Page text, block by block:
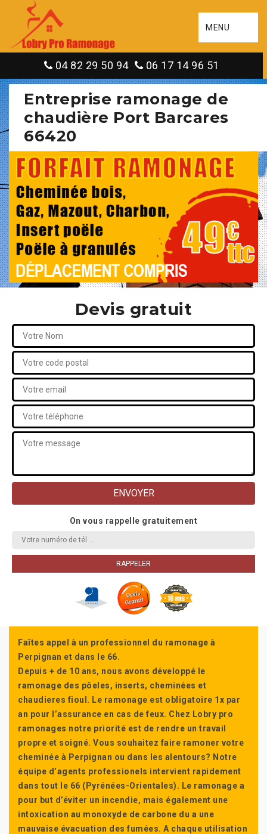
MENU
04 82 29 50 94 06 17 14 96 51
Entreprise ramonage de
chaudière Port Barcares
66420
Devis gratuit
On vous rappelle gratuitement
Faîtes appel à un professionnel du ramonage à
Perpignan et dans le 66.
Depuis + de 10 ans, nous avons développé le
ramonage des pôeles, inserts, cheminées et
chaudieres fioul. Le ramonage est obligatoire 1x par
an pour l’assurance en cas de feux. Chez Lobry pro
ramonages notre priorité est de rendre un travail
propre et soigné. Vous souhaitez faire ramoner votre
cheminée à Perpignan ou dans les alentours? Notre
équipe d’agents professionels intervient rapidement
dans tout le 66 (Pyrénées-Orientales). Le ramonage a
pour but d’éviter un incendie, mais également une
intoxication au monoxyde de carbone du a une
mauvaise évacuation des fumées. A chaque utilisation